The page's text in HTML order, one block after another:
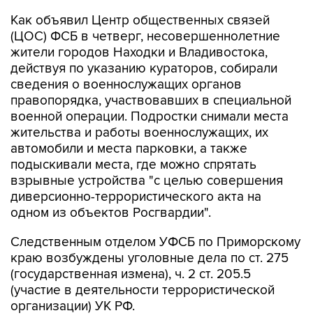
Как объявил Центр общественных связей
(ЦОС) ФСБ в четверг, несовершеннолетние
жители городов Находки и Владивостока,
действуя по указанию кураторов, собирали
сведения о военнослужащих органов
правопорядка, участвовавших в специальной
военной операции. Подростки снимали места
жительства и работы военнослужащих, их
автомобили и места парковки, а также
подыскивали места, где можно спрятать
взрывные устройства "с целью совершения
диверсионно-террористического акта на
одном из объектов Росгвардии".
Следственным отделом УФСБ по Приморскому
краю возбуждены уголовные дела по ст. 275
(государственная измена), ч. 2 ст. 205.5
(участие в деятельности террористической
организации) УК РФ.